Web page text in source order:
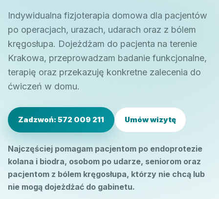
Indywidualna fizjoterapia domowa dla pacjentów
po operacjach, urazach, udarach oraz z bólem
kręgosłupa. Dojeżdżam do pacjenta na terenie
Krakowa, przeprowadzam badanie funkcjonalne,
terapię oraz przekazuję konkretne zalecenia do
ćwiczeń w domu.
Zadzwoń: 572 009 211 Umów wizytę
Najczęściej pomagam pacjentom po endoprotezie
kolana i biodra, osobom po udarze, seniorom oraz
pacjentom z bólem kręgosłupa, którzy nie chcą lub
nie mogą dojeżdżać do gabinetu.